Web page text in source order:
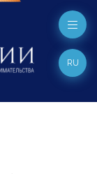
RU